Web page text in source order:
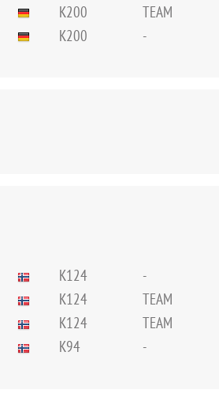
K200 TEAM
K200 -
K124 -
K124 TEAM
K124 TEAM
K94 -